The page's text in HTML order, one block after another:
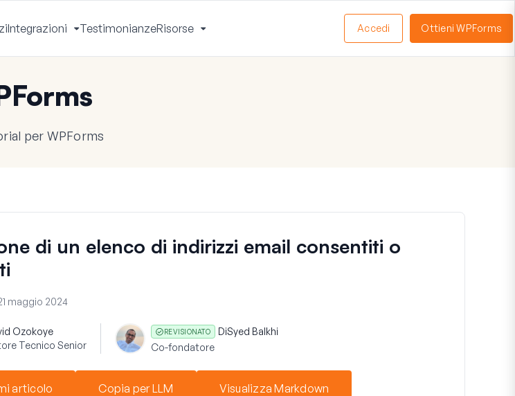
Integrazioni
Apri
Menu
TestimonianzeRisorse
Menu
Accedi Ottieni WPForms
per WPForms
di un elenco di indirizzi email consentiti o
maggio 2024
Ozokoye
Tecnico Senior
REVISIONATO DiSyed Balkhi
Co-fondatore
articolo Copia per LLM Visualizza Markdown